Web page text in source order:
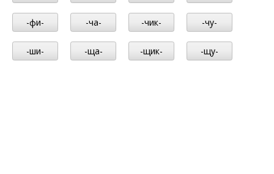
-фи- -ча- -чик- -чу-
-ши- -ща- -щик- -щу-